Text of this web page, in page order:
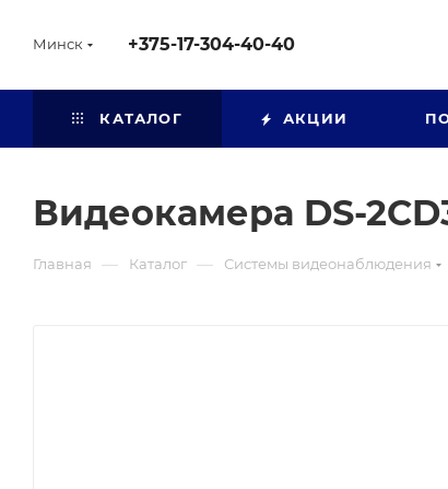
Минск +375-17-304-40-40
КАТАЛОГ АКЦИИ
Видеокамера DS-
Главная — Каталог — Системы видеонаблюдения